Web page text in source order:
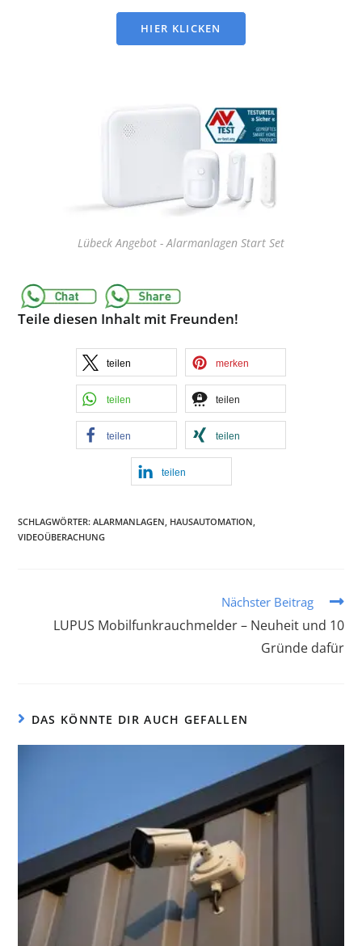
HIER KLICKEN
Lübeck Angebot - Alarmanlagen Start Set
Teile diesen Inhalt mit Freunden!
teilen merken
teilen teilen
teilen teilen
teilen
SCHLAGWÖRTER:ALARMANLAGEN HAUSAUTOMATION
VIDEOÜBERACHUNG
Nächster Beitrag
LUPUS Mobilfunkrauchmelder – Neuheit und 10
Gründe dafür
DAS KÖNNTE DIR AUCH GEFALLEN